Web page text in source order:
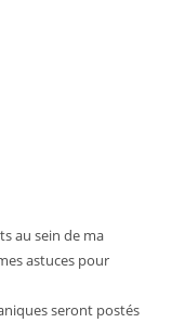
au sein de ma
astuces pour
seront postés